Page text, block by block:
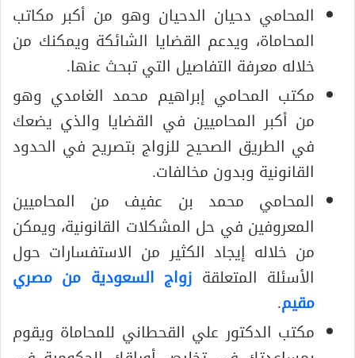
المحامي دحيان الدحيان وهو من أكبر مكاتب
المحاماة، ويدعم القضايا الشائكة ويمكنك من
خلاله معرفة التفاصيل التي تبحث عنها.
مكتب المحامي إبراهيم محمد الغامدي وهو
من أكبر المحاميين في القضايا والذي يضعك
في الطريق الصحيح للزواج بتصريح في الحدود
القانونية وبدون مخالفات.
المحامي محمد بن عفيف من المحاميين
المعروفين في حل المشكلات القانونية، ويمكن
من خلاله إيجاد الكثير من الاستفسارات حول
الأسئلة المتعلقة زواج السعودية من مصري
مقيم.
مكتب الدكتور علي القحطاني للمحاماة ويقوم